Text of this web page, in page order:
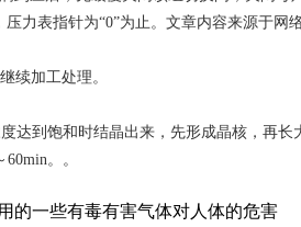
力表指针为“0”为止。文章内容来源于网
续加工处理。
到饱和时结晶出来，先形成晶核，再
。。
的一些有毒有害气体对人体的危害